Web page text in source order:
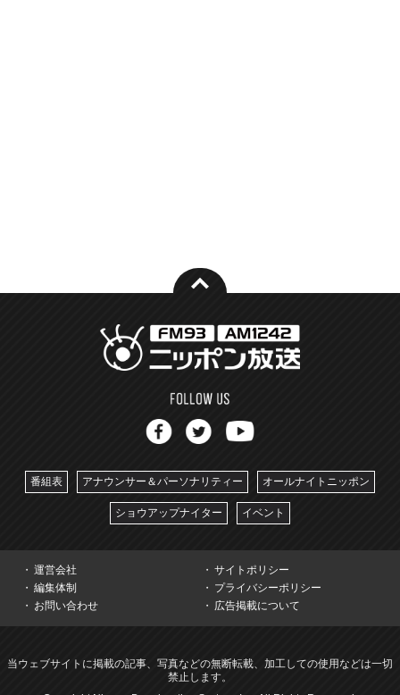
番組表 アナウンサー＆パーソナリティー オールナイトニッポン
ショウアップナイター イベント
運営会社
サイトポリシー
編集体制
プライバシーポリシー
お問い合わせ
広告掲載について
当ウェブサイトに掲載の記事、写真などの無断転載、加工しての使用などは一切
禁止します。